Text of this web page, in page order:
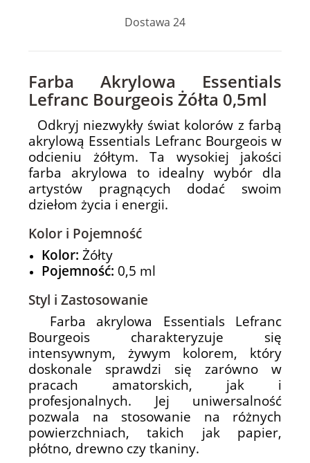
Dostawa 24
Farba Akrylowa Essentials
Lefranc Bourgeois Żółta 0,5ml
Odkryj niezwykły świat kolorów z farbą
akrylową Essentials Lefranc Bourgeois w
odcieniu żółtym. Ta wysokiej jakości
farba akrylowa to idealny wybór dla
artystów pragnących dodać swoim
dziełom życia i energii.
Kolor i Pojemność
Kolor: Żółty
Pojemność: 0,5 ml
Styl i Zastosowanie
Farba akrylowa Essentials Lefranc
Bourgeois charakteryzuje się
intensywnym, żywym kolorem, który
doskonale sprawdzi się zarówno w
pracach amatorskich, jak i
profesjonalnych. Jej uniwersalność
pozwala na stosowanie na różnych
powierzchniach, takich jak papier,
płótno, drewno czy tkaniny.